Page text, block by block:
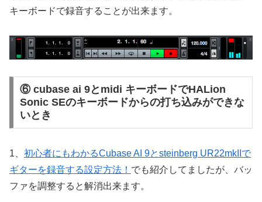
キーボードで録音することが出来ます。
⑥ cubase ai 9とmidi キーボードでHALion
Sonic SEのキーボードからの打ち込みができな
いとき
1、 初心者にもわかるCubase AI 9とsteinberg UR22mkIIで
ギターを録音する設定方法！ でも紹介してましたが、バッ
ファを調整すると解消出来ます。